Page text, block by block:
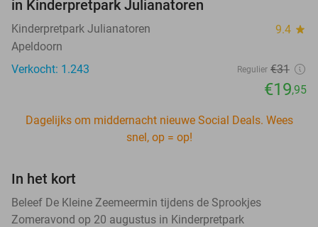
in Kinderpretpark Julianatoren
Kinderpretpark Julianatoren 9.4 star
Apeldoorn
Verkocht: 1.243
Regulier €31
€19,95
Dagelijks om middernacht nieuwe Social Deals. Wees
snel, op = op!
In het kort
Beleef De Kleine Zeemeermin tijdens de Sprookjes
Zomeravond op 20 augustus in Kinderpretpark